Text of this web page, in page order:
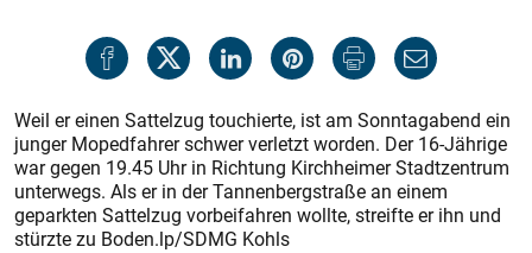
Weil er einen Sattelzug touchierte, ist am Sonntagabend ein
junger Mopedfahrer schwer verletzt worden. Der 16-Jährige
war gegen 19.45 Uhr in Richtung Kirchheimer Stadtzentrum
unterwegs. Als er in der Tannenbergstraße an einem
geparkten Sattelzug vorbeifahren wollte, streifte er ihn und
stürzte zu Boden.lp/SDMG Kohls